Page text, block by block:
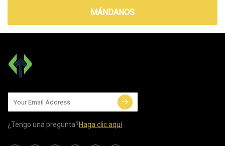
MÁNDANOS
¿Tengo una pregunta?Haga clic aquí